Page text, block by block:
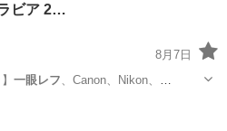
ビア 2…
8月7日
一眼レフ、Canon、Nikon、